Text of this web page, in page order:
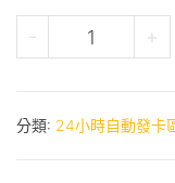
- PSN點數 +
分類: 24小時自動發卡